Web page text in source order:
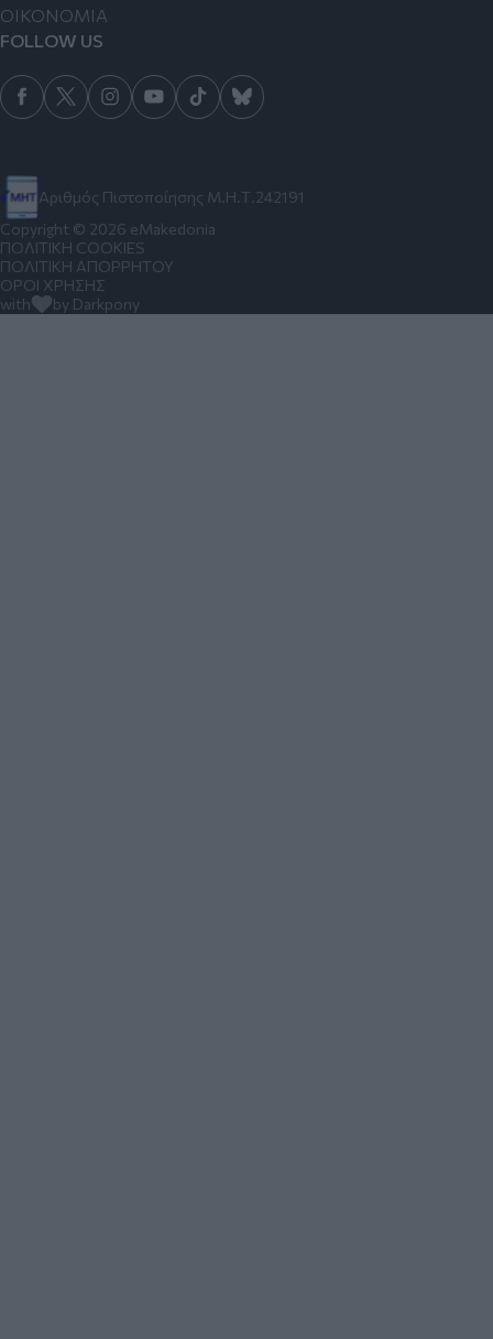
Αριθμός Πιστοποίησης Μ.Η.Τ.242191
ΟΙΚΟΝΟΜΙΑ
FOLLOW US
Copyright © 2026 eMakedonia
ΠΟΛΙΤΙΚΗ COOKIES
ΠΟΛΙΤΙΚΗ ΑΠΟΡΡΗΤΟΥ
ΟΡΟΙ ΧΡΗΣΗΣ
with
by Darkpony